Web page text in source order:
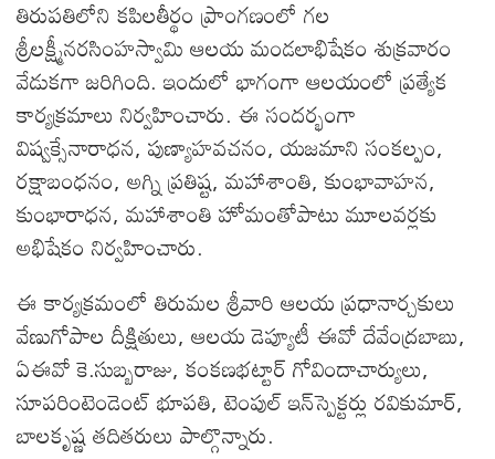
తిరుపతిలోని కపిలతీర్థం ప్రాంగణంలో గల
శ్రీలక్ష్మీనరసింహస్వామి ఆలయ మండలాభిషేకం శుక్రవారం
వేడుకగా జరిగింది. ఇందులో భాగంగా ఆలయంలో ప్రత్యేక
కార్యక్రమాలు నిర్వహించారు. ఈ సందర్భంగా
విష్వక్సేనారాధన, పుణ్యాహవచనం, యజమాని సంకల్పం,
రక్షాబంధనం, అగ్ని ప్రతిష్ట, మహాశాంతి, కుంభావాహన,
కుంభారాధన, మహాశాంతి హోమంతోపాటు మూలవర్లకు
అభిషేకం నిర్వహించారు.
ఈ కార్య‌క్ర‌మంలో తిరుమల శ్రీవారి ఆలయ ప్రధానార్చకులు
వేణుగోపాల దీక్షితులు, ఆల‌య డెప్యూటీ ఈవో దేవేంద్ర‌బాబు,
ఏఈవో కె.సుబ్బరాజు, కంకణభట్టార్ గోవిందాచార్యులు,
సూప‌రింటెండెంట్ భూప‌తి, టెంపుల్ ఇన్‌స్పెక్ట‌ర్లు రవికుమార్,
బాలకృష్ణ తదితరులు పాల్గొన్నారు.